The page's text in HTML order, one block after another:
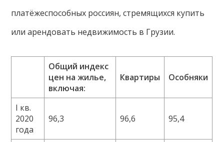
платёжеспособных россиян, стремящихся купить
или арендовать недвижимость в Грузии.
Общий индекс
цен на жилье,
включая:
Квартиры Особняки
I кв.
2020
года
96,3 96,6 95,4